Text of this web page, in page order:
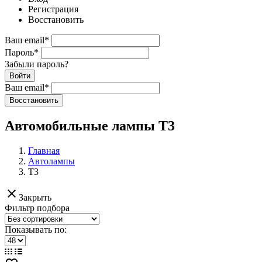
Регистрация
Восстановить
Ваш email*
Пароль*
Забыли пароль?
Войти
Ваш email*
Воcстановить
Автомобильные лампы T3
Главная
Автолампы
T3
clear Закрыть
Фильтр подбора
Показывать по: